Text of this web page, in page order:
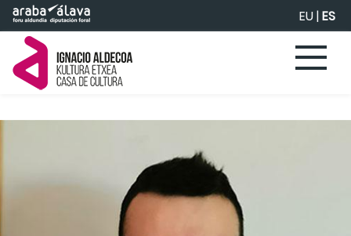
Saltar al contenido principal EU|ES